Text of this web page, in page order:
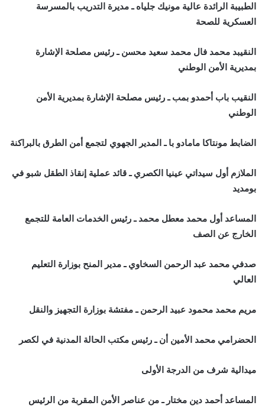
الطبيبة الرائدة عالية مونيك جلياه ـ مديرة التدريب بالمسرسة
العسكرية للصحة
النقيبد محمد فال محمد سعيد محسن ـ رئيس مصلحة الإشارة
بمديرية الأمن الوطني
النقيب باب أحمدو بمب ـ رئيس مصلحة الإشارة بمديرية الأمن
الوطني
الضابط مونتاكا مامادو با ـ المدير الجهوي لتجمع أمن الطرق بالبراكنة
الملازم أول سيداتي عينيا الكصري ـ قائد عملية إنقاذ الطقل شبو في
بومديد
المساعد أول محمد معطل محمد ـ رئيس الخدمات العامة للتجمع
الخارج عن الصف
صدفي محمد عبد الرحمن السخاوي ـ مدير المنح بوزارة التعليم
العالي
مريم محمد محمود عبيد الرحمن ـ مفتشة بوزارة التجهيز والنقل
الحضرامي محمد الأمين أن ـ رئيس مكتب الحالة المدنية في لكصر
ميدالية شرف من الدرجة الأولى
المساعد أحمد دين مختار ـ من عناصر الأمن المقربة من الرئيس